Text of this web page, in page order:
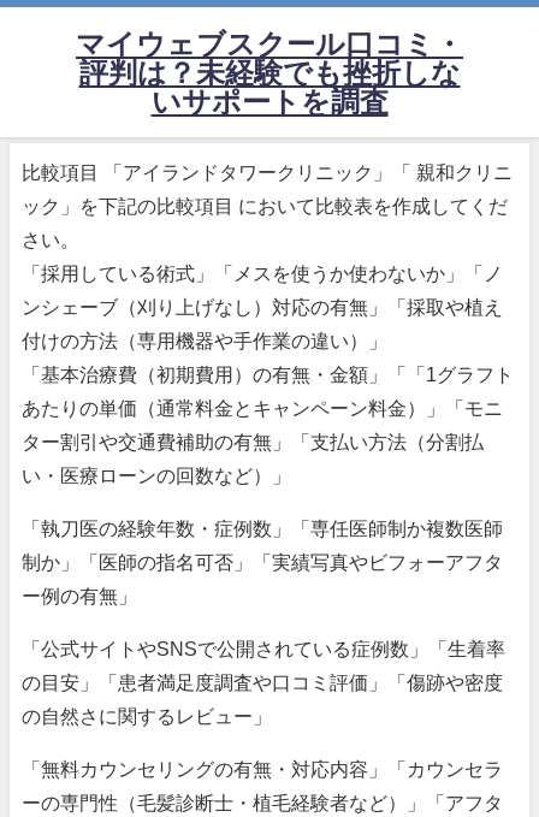
マイウェブスクール口コミ・
評判は？未経験でも挫折しな
いサポートを調査
比較項目 「アイランドタワークリニック」「 親和クリニ
ック」を下記の比較項目 において比較表を作成してくだ
さい。
「採用している術式」「メスを使うか使わないか」「ノ
ンシェーブ（刈り上げなし）対応の有無」「採取や植え
付けの方法（専用機器や手作業の違い）」
「基本治療費（初期費用）の有無・金額」「「1グラフト
あたりの単価（通常料金とキャンペーン料金）」「モニ
ター割引や交通費補助の有無」「支払い方法（分割払
い・医療ローンの回数など）」
「執刀医の経験年数・症例数」「専任医師制か複数医師
制か」「医師の指名可否」「実績写真やビフォーアフタ
ー例の有無」
「公式サイトやSNSで公開されている症例数」「生着率
の目安」「患者満足度調査や口コミ評価」「傷跡や密度
の自然さに関するレビュー」
「無料カウンセリングの有無・対応内容」「カウンセラ
ーの専門性（毛髪診断士・植毛経験者など）」「アフタ